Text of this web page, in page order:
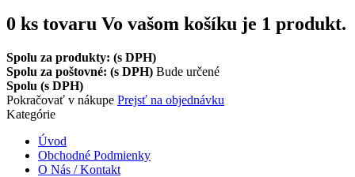
0 ks tovaru Vo vašom košíku je 1 produkt.
Spolu za produkty: (s DPH)
Spolu za poštovné: (s DPH) Bude určené
Spolu (s DPH)
Pokračovať v nákupe Prejsť na objednávku
Kategórie
Úvod
Obchodné Podmienky
O Nás / Kontakt